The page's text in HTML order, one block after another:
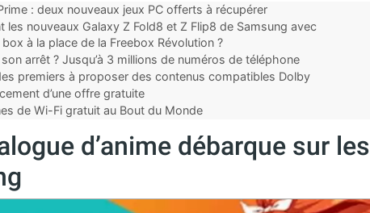
: deux nouveaux jeux PC offerts à récupérer
les nouveaux Galaxy Z Fold8 et Z Flip8 de Samsung avec
à la place de la Freebox Révolution ?
arrêt ? Jusqu’à 3 millions de numéros de téléphone
premiers à proposer des contenus compatibles Dolby
d’une offre gratuite
de Wi-Fi gratuit au Bout du Monde
d’anime débarque sur les